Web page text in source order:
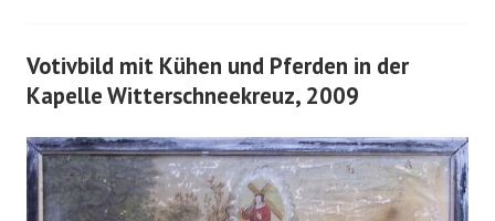
Votivbild mit Kühen und Pferden in der
Kapelle Witterschneekreuz, 2009